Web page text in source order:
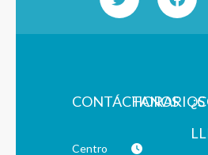
CONTÁCTANOS
Centro
HORARIOS